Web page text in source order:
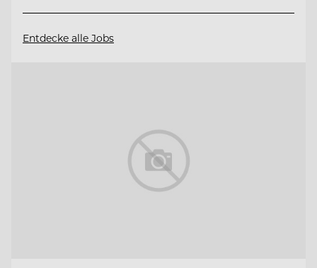
Entdecke alle Jobs